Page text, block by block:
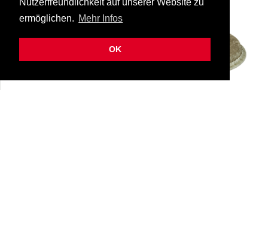
Nutzerfreundlichkeit auf unserer Website zu
ermöglichen. Mehr Infos
OK